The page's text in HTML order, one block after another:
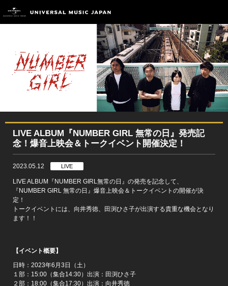
LIVE ALBUM『NUMBER GIRL 無常の日』発売記
念！爆音上映会＆トークイベント開催決定！
2023.05.12 LIVE
LIVE ALBUM『NUMBER GIRL無常の日』の発売を記念して、
『NUMBER GIRL 無常の日』爆音上映会＆トークイベントの開催が決
定！
トークイベントには、向井秀徳、田渕ひさ子が出演する貴重な機会となり
ます！！
【イベント概要】
日時：2023年6月3日（土）
１部：15:00（集合14:30）出演：田渕ひさ子
２部：18:00（集合17:30）出演：向井秀徳